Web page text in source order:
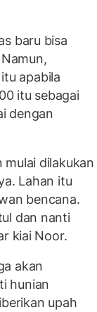
baru bisa
apabila
itu sebagai
dengan
dilakukan
Lahan itu
bencana.
dan nanti
kiai Noor.
akan
hunian
upah